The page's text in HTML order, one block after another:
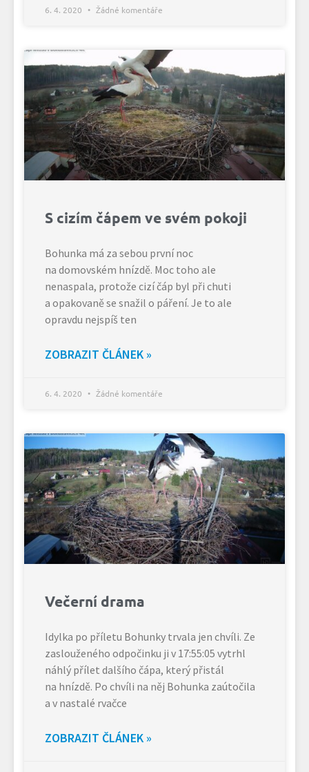
6. 4. 2020 Žádné komentáře
S cizím čápem ve svém pokoji
Bohunka má za sebou první noc
na domovském hnízdě. Moc toho ale
nenaspala, protože cizí čáp byl při chuti
a opakovaně se snažil o páření. Je to ale
opravdu nejspíš ten
ZOBRAZIT ČLÁNEK »
6. 4. 2020 Žádné komentáře
Večerní drama
Idylka po příletu Bohunky trvala jen chvíli. Ze
zaslouženého odpočinku ji v 17:55:05 vytrhl
náhlý přílet dalšího čápa, který přistál
na hnízdě. Po chvíli na něj Bohunka zaútočila
a v nastalé rvačce
ZOBRAZIT ČLÁNEK »